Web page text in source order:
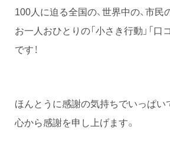
100人に迫る全国の、世界中の、市民
お一人おひとりの「小さき行動」「口
です！
ほんとうに感謝の気持ちでいっぱい
心から感謝を申し上げます。